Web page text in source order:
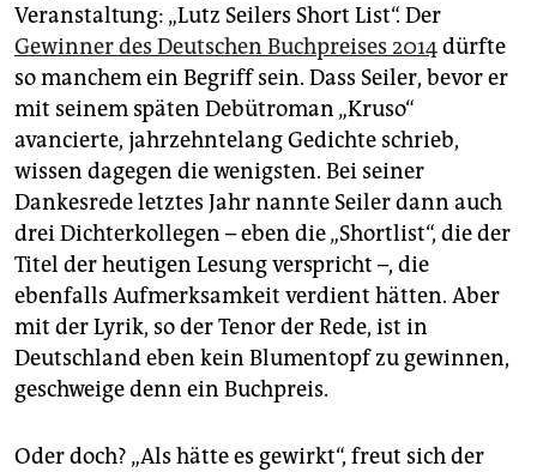
Veranstaltung: „Lutz Seilers Short List“. Der
Gewinner des Deutschen Buchpreises 2014dürfte
so manchem ein Begriff sein. Dass Seiler, bevor er
mit seinem späten Debütroman „Kruso“
avancierte, jahrzehntelang Gedichte schrieb,
wissen dagegen die wenigsten. Bei seiner
Dankesrede letztes Jahr nannte Seiler dann auch
drei Dichterkollegen – eben die „Shortlist“, die der
Titel der heutigen Lesung verspricht –, die
ebenfalls Aufmerksamkeit verdient hätten. Aber
mit der Lyrik, so der Tenor der Rede, ist in
Deutschland eben kein Blumentopf zu gewinnen,
geschweige denn ein Buchpreis.
Oder doch? „Als hätte es gewirkt“, freut sich der